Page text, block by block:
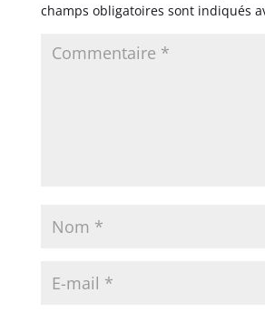
champs obligatoires sont indiqués